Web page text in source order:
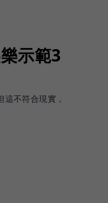
示範3
不符合現實，